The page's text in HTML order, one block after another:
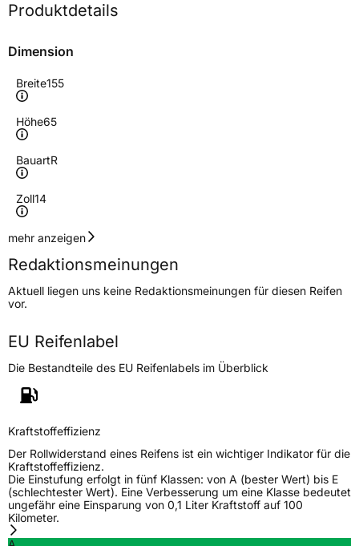
Produktdetails
Dimension
Breite155
Höhe65
BauartR
Zoll14
Geschwindigkeitsindex
Höchstgeschwindigkeit
190 km/h
Lastindex75
Höchstlast387 kg
Generelle Merkmale
Fahrzeugtyp
VerwendungGanzjahresreifen
ModellnameCross AllSeason AS8
FahrzeugartPKW & SUV
Weitere Eigenschaften
mehr anzeigen
Redaktionsmeinungen
Aktuell liegen uns keine Redaktionsmeinungen für diesen Reifen
vor.
EU Reifenlabel
Die Bestandteile des EU Reifenlabels im Überblick
Kraftstoffeffizienz
Der Rollwiderstand eines Reifens ist ein wichtiger Indikator für die
Kraftstoffeffizienz.
Die Einstufung erfolgt in fünf Klassen: von A (bester Wert) bis E
(schlechtester Wert). Eine Verbesserung um eine Klasse bedeutet
ungefähr eine Einsparung von 0,1 Liter Kraftstoff auf 100
Kilometer.